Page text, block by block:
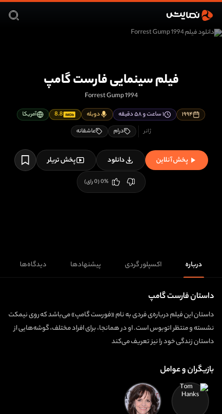
فیلم سینمایی فارست گامپ
Forrest Gump 1994
۱۹۹۴ ۱ ساعت و ۵۸ دقیقه دوبله IMDb
8.8
آمریکا
درام
عاشقانه
پخش آنلاین دانلود پخش تریلر
0%
(
0رای)
درباره اکسپلور گردی پیشنهادها دیدگاه‌ها
داستان فارست گامپ
داستان این فیلم درباره‌ی فردی به نام «فورست گامپ» می‌باشد که روی نیمکت
نشسته و منتظر اتوبوس است. او در همانجا، برای افراد مختلف، گوشه‌هایی از
داستان زندگی خود را نیز تعریف می‌کند
بازیگران و عوامل